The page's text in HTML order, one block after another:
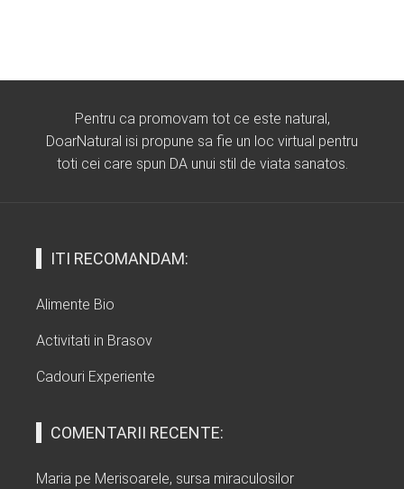
Pentru ca promovam tot ce este natural,
DoarNatural isi propune sa fie un loc virtual pentru
toti cei care spun DA unui stil de viata sanatos.
ITI RECOMANDAM:
Alimente Bio
Activitati in Brasov
Cadouri Experiente
COMENTARII RECENTE:
Maria pe Merisoarele, sursa miraculosilor